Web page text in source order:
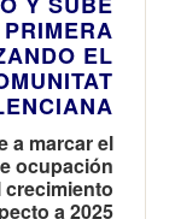
EL
a marcar el
ocupación
crecimiento
a 2025